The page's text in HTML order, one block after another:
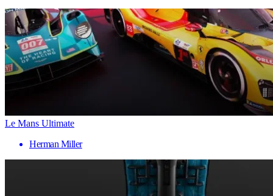
Le Mans Ultimate
Herman Miller